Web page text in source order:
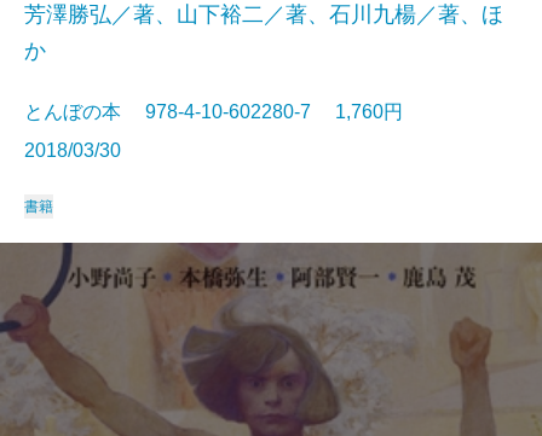
芳澤勝弘／著、山下裕二／著、石川九楊／著、ほ
か
とんぼの本 978-4-10-602280-7 1,760円
2018/03/30
書籍